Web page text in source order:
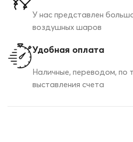
У нас представлен
воздушных шаров
Удобная оплата
Наличные, переводом, по
выставления счета